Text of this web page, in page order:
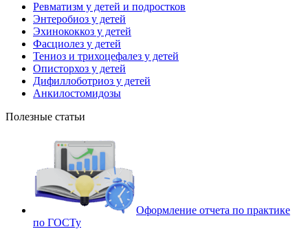
Ревматизм у детей и подростков
Энтеробиоз у детей
Эхинококкоз у детей
Фасциолез у детей
Тениоз и трихоцефалез у детей
Описторхоз у детей
Дифиллоботриоз у детей
Анкилостомидозы
Полезные статьи
Оформление отчета по практике
по ГОСТу